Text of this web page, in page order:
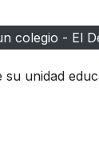
colegio - El
unidad